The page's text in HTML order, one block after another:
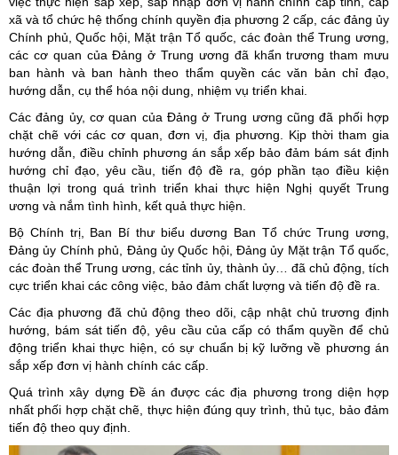
xã và tổ chức hệ thống chính quyền địa phương 2 cấp, các đảng ủy
Chính phủ, Quốc hội, Mặt trận Tổ quốc, các đoàn thể Trung ương,
các cơ quan của Đảng ở Trung ương đã khẩn trương tham mưu
ban hành và ban hành theo thẩm quyền các văn bản chỉ đạo,
hướng dẫn, cụ thể hóa nội dung, nhiệm vụ triển khai.
Các đảng ủy, cơ quan của Đảng ở Trung ương cũng đã phối hợp
chặt chẽ với các cơ quan, đơn vị, địa phương. Kịp thời tham gia
hướng dẫn, điều chỉnh phương án sắp xếp bảo đảm bám sát định
hướng chỉ đạo, yêu cầu, tiến độ đề ra, góp phần tạo điều kiện
thuận lợi trong quá trình triển khai thực hiện Nghị quyết Trung
ương và nắm tình hình, kết quả thực hiện.
Bộ Chính trị, Ban Bí thư biểu dương Ban Tổ chức Trung ương,
Đảng ủy Chính phủ, Đảng ủy Quốc hội, Đảng ủy Mặt trận Tổ quốc,
các đoàn thể Trung ương, các tỉnh ủy, thành ủy… đã chủ động, tích
cực triển khai các công việc, bảo đảm chất lượng và tiến độ đề ra.
Các địa phương đã chủ động theo dõi, cập nhật chủ trương định
hướng, bám sát tiến độ, yêu cầu của cấp có thẩm quyền để chủ
động triển khai thực hiện, có sự chuẩn bị kỹ lưỡng về phương án
sắp xếp đơn vị hành chính các cấp.
Quá trình xây dựng Đề án được các địa phương trong diện hợp
nhất phối hợp chặt chẽ, thực hiện đúng quy trình, thủ tục, bảo đảm
tiến độ theo quy định.